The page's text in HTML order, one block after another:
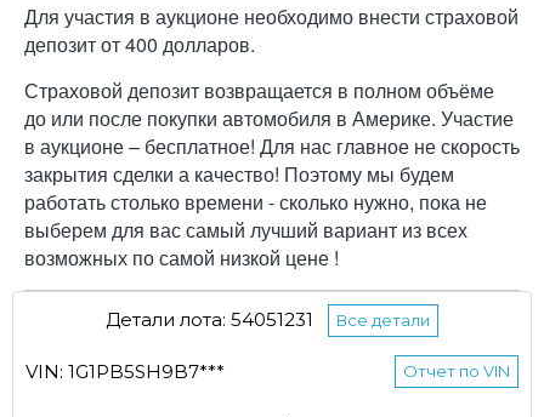
Для участия в аукционе необходимо внести страховой
депозит от 400 долларов.
Страховой депозит возвращается в полном объёме
до или после покупки автомобиля в Америке. Участие
в аукционе – бесплатное! Для нас главное не скорость
закрытия сделки а качество! Поэтому мы будем
работать столько времени - сколько нужно, пока не
выберем для вас самый лучший вариант из всех
возможных по самой низкой цене !
Детали лота: 54051231 Все детали
VIN: 1G1PB5SH9B7*** Отчет по VIN